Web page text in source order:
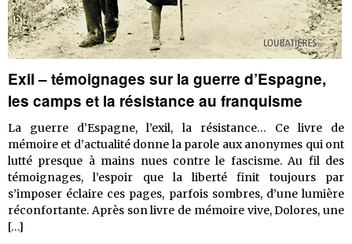
Exil – témoignages sur la guerre d’Espagne,
les camps et la résistance au franquisme
La guerre d’Espagne, l’exil, la résistance… Ce livre de
mémoire et d’actualité donne la parole aux anonymes qui ont
lutté presque à mains nues contre le fascisme. Au fil des
témoignages, l’espoir que la liberté finit toujours par
s’imposer éclaire ces pages, parfois sombres, d’une lumière
réconfortante. Après son livre de mémoire vive, Dolores, une
[…]